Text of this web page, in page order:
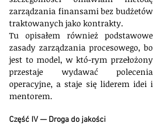
zarządzania finansami bez budżetów
traktowanych jako kontrakty.
Tu opisałem również podstawowe
zasady zarządzania procesowego, bo
jest to model, w któ-rym przełożony
przestaje wydawać polecenia
operacyjne, a staje się liderem idei i
mentorem.
Część IV — Droga do jakości